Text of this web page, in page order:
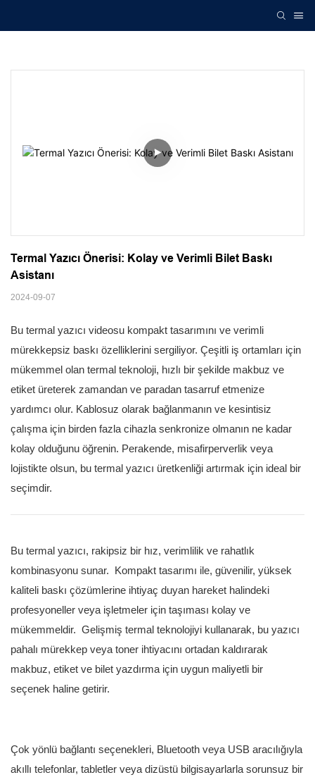
Termal Yazıcı Önerisi: Kolay ve Verimli Bilet Baskı
Asistanı
2024-09-07
Bu termal yazıcı videosu kompakt tasarımını ve verimli
mürekkepsiz baskı özelliklerini sergiliyor. Çeşitli iş ortamları için
mükemmel olan termal teknoloji, hızlı bir şekilde makbuz ve
etiket üreterek zamandan ve paradan tasarruf etmenize
yardımcı olur. Kablosuz olarak bağlanmanın ve kesintisiz
çalışma için birden fazla cihazla senkronize olmanın ne kadar
kolay olduğunu öğrenin. Perakende, misafirperverlik veya
lojistikte olsun, bu termal yazıcı üretkenliği artırmak için ideal bir
seçimdir.
Bu termal yazıcı, rakipsiz bir hız, verimlilik ve rahatlık
kombinasyonu sunar. Kompakt tasarımı ile, güvenilir, yüksek
kaliteli baskı çözümlerine ihtiyaç duyan hareket halindeki
profesyoneller veya işletmeler için taşıması kolay ve
mükemmeldir. Gelişmiş termal teknolojiyi kullanarak, bu yazıcı
pahalı mürekkep veya toner ihtiyacını ortadan kaldırarak
makbuz, etiket ve bilet yazdırma için uygun maliyetli bir
seçenek haline getirir.
Çok yönlü bağlantı seçenekleri, Bluetooth veya USB aracılığıyla
akıllı telefonlar, tabletler veya dizüstü bilgisayarlarla sorunsuz bir